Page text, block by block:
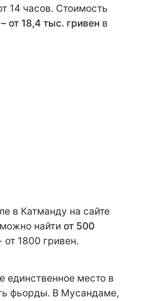
14 часов. Стоимость
– от 18,4 тыс. гривен в
в Катманду на сайте
найти от 500
от 1800 гривен.
единственное место в
фьорды. В Мусандаме,